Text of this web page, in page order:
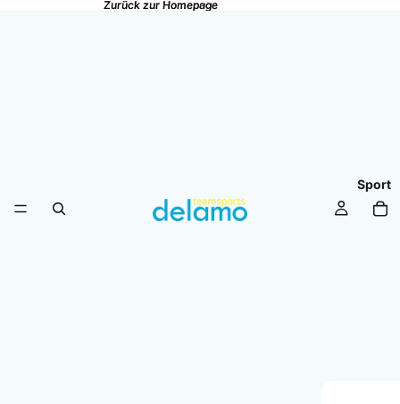
Zurück zur Homepage
Zurück zur Homepage
Sport